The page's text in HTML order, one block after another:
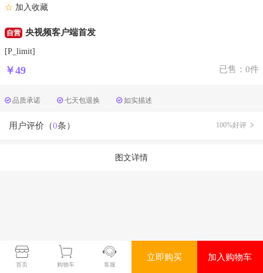
首页 购物车 客服
立即购买 加入购物车
☆ 加入收藏
自营 央视频客户端首发
[P_limit]
￥49 已售：0件
品质承诺 七天包退换 如实描述
用户评价（0条） 100%好评
图文详情